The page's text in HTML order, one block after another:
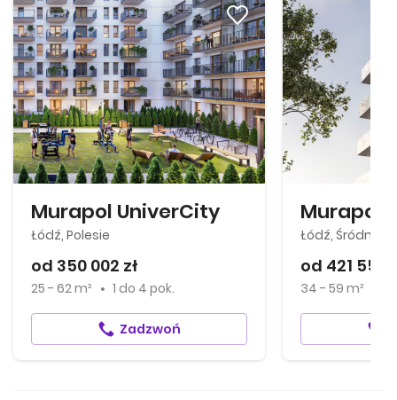
Murapol UniverCity
Łódź, Polesie
od 350 002 zł
25 - 62 m² 1 do 4 pok.
Zadzwoń
Murapol
Łódź,
od 421 554
34 - 59 m²